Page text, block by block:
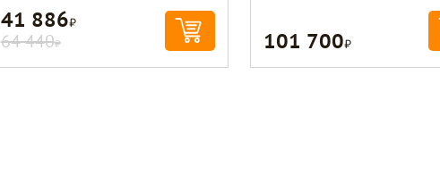
41 886Р
64 440Р 101 700Р